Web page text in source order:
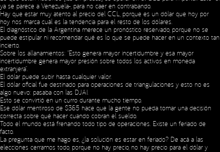
ya se parece a Venezuela-, para no caer en contrabando.
Hay que estar muy atento al precio del CCL, porque es un dólar que hoy por
hoy nos marca cuál es la tendencia para el resto de los dólares.
El diagnóstico de la Argentina merece un pronóstico reservado, porque no se
puede estipular ni recomendar qué es lo que se puede hacer en un contexto tan
incierto.
Sobre los allanamientos: “Esto genera mayor incertidumbre y esa mayor
incertidumbre genera mayor presión sobre todos los activos en moneda
extranjera”.
El dólar puede subir hasta cualquier valor.
El dólar oficial fue destinado para operaciones de triangulaciones y esto no es
algo nuevo: pasaba con las DJAI.
Esto se convirtió en un curro durante mucho tiempo.
Ese dólar mentiroso de $365 hace que la gente no pueda tomar una decisión
correcta sobre qué hacer cuando cobran el sueldo.
Todo el mundo está frenando todo tipo de operaciones. Existe un feriado de
facto.
La pregunta que me hago es, ¿la solución es estar en feriado? De acá a las
elecciones cerramos todo, porque no hay precio, no hay precio para el dólar y